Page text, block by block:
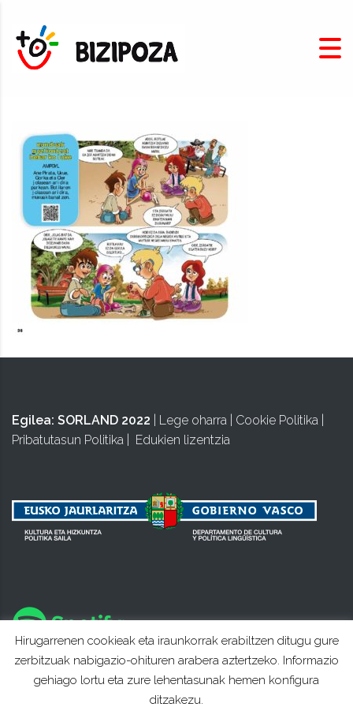
Egilea: SORLAND 2022 Lege oharra Cookie Politika
Pribatutasun Politika
Edukien lizentzia
Hirugarrenen cookieak eta iraunkorrak erabiltzen ditugu gure
zerbitzuak nabigazio-ohituren arabera aztertzeko. Informazio
gehiago lortu eta zure lehentasunak hemen konfigura
ditzakezu.